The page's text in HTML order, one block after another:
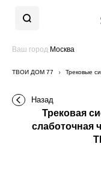
Ваш город Москва
ТВОЙ ДОМ 77 Трековые
Назад
Трековая
слаботочная